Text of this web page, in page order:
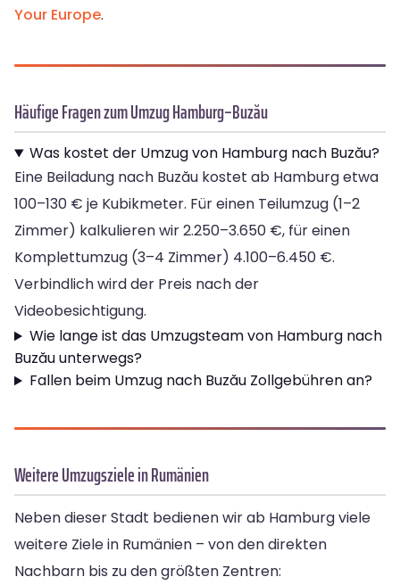
Your Europe.
Häufige Fragen zum Umzug Hamburg–Buzău
Was kostet der Umzug von Hamburg nach Buzău?
Eine Beiladung nach Buzău kostet ab Hamburg etwa
100–130 € je Kubikmeter. Für einen Teilumzug (1–2
Zimmer) kalkulieren wir 2.250–3.650 €, für einen
Komplettumzug (3–4 Zimmer) 4.100–6.450 €.
Verbindlich wird der Preis nach der
Videobesichtigung.
Wie lange ist das Umzugsteam von Hamburg nach
Buzău unterwegs?
Fallen beim Umzug nach Buzău Zollgebühren an?
Weitere Umzugsziele in Rumänien
Neben dieser Stadt bedienen wir ab Hamburg viele
weitere Ziele in Rumänien – von den direkten
Nachbarn bis zu den größten Zentren: